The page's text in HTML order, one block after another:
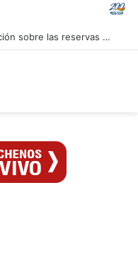
Inaugurado en Cuba XXIV Encuentro Internacional de Partidos Comunistas y Obreros